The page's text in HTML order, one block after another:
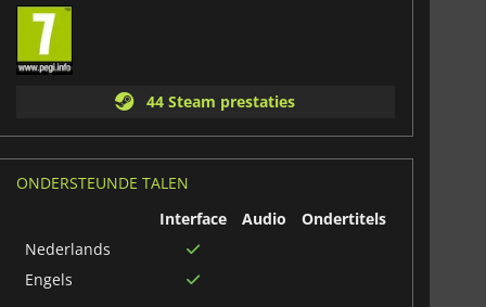
44 Steam prestaties
ONDERSTEUNDE TALEN
Interface
Audio
Ondertitels
Nederlands
Engels